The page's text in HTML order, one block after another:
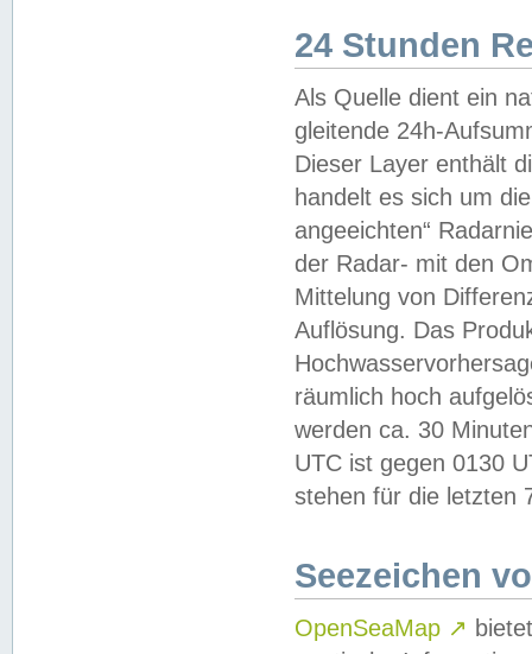
24 Stunden
Als Quelle dient ein
gleitende 24h-
Dieser Layer enthält
handelt es sich um
angeeichten“
der Radar- mit den
Mittelung von
Auflösung. Das
räumlich hoch
werden ca. 30
UTC ist gegen 0130
stehen für die letzten
Seezeichen
OpenSeaMap ↗